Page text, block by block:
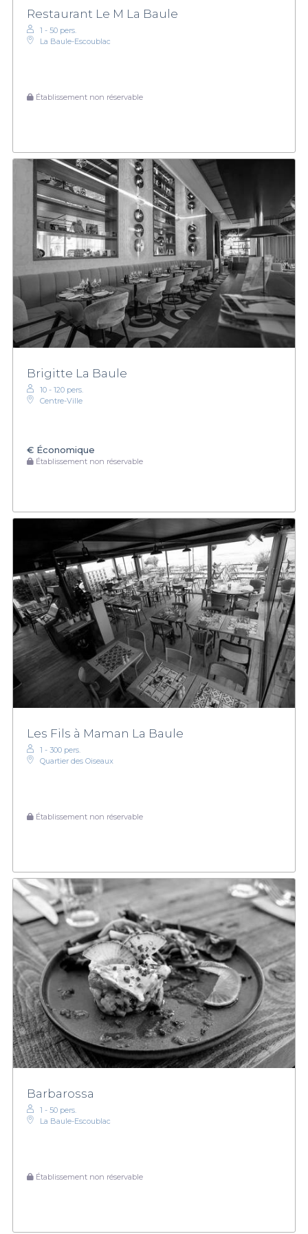
Restaurant Le M La Baule
1 - 50 pers.
La Baule-Escoublac
Établissement non réservable
Brigitte La Baule
10 - 120 pers.
Centre-Ville
€ Économique
Établissement non réservable
Les Fils à Maman La Baule
1 - 300 pers.
Quartier des Oiseaux
Établissement non réservable
Barbarossa
1 - 50 pers.
La Baule-Escoublac
Établissement non réservable